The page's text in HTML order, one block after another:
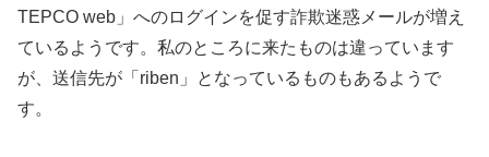
TEPCO web」へのログインを促す詐欺迷惑メールが増え
ているようです。私のところに来たものは違っています
が、送信先が「riben」となっているものもあるようで
す。